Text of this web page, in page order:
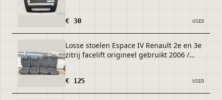
€ 30 USED
Losse stoelen Espace IV Renault 2e en 3e
zitrij facelift origineel gebruikt 2006 /
€ 125 USED